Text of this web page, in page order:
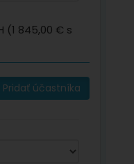
(1 845,00 € s
Pridať účastníka